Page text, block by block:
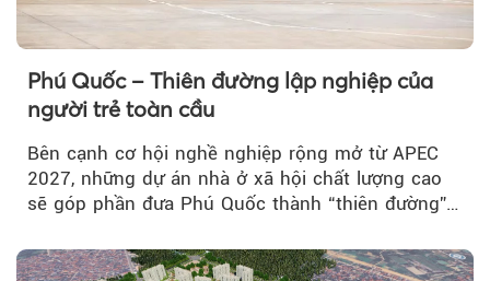
Phú Quốc – Thiên đường lập nghiệp của
người trẻ toàn cầu
Bên cạnh cơ hội nghề nghiệp rộng mở từ APEC
2027, những dự án nhà ở xã hội chất lượng cao
sẽ góp phần đưa Phú Quốc thành “thiên đường”